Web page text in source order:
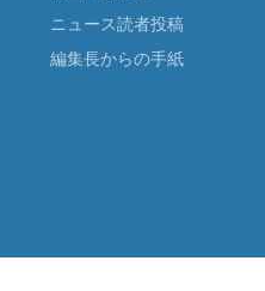
ニュース読者投稿
編集長からの手紙